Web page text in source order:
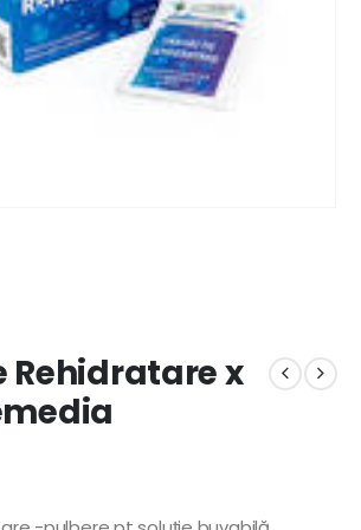
Rehidratare x